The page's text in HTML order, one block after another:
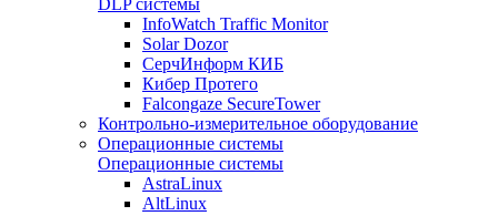
DLP системы
InfoWatch Traffic Monitor
Solar Dozor
СерчИнформ КИБ
Кибер Протего
Falcongaze SecureTower
Контрольно-измерительное оборудование
Операционные системы
Операционные системы
AstraLinux
AltLinux